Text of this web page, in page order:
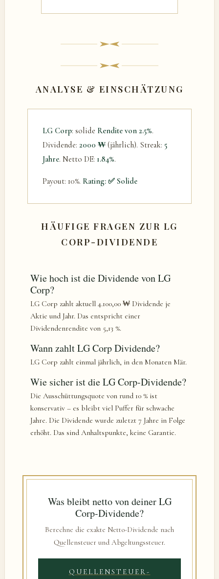
ANALYSE & EINSCHÄTZUNG
LG Corp: solide Rendite von 2.5%.
Dividende: 2000 ₩(jährlich). Streak: 5
Jahre. Netto DE: 1.84%.
Payout: 10%. Rating: ✅ Solide
HÄUFIGE FRAGEN ZUR LG
CORP-DIVIDENDE
Wie hoch ist die Dividende von LG
Corp?
LG Corp zahlt aktuell 4.100,00 ₩ Dividende je
Aktie und Jahr. Das entspricht einer
Dividendenrendite von 5,13 %.
Wann zahlt LG Corp Dividende?
LG Corp zahlt einmal jährlich, in den Monaten Mär.
Wie sicher ist die LG Corp-Dividende?
Die Ausschüttungsquote von rund 10 % ist
konservativ – es bleibt viel Puffer für schwache
Jahre. Die Dividende wurde zuletzt 7 Jahre in Folge
erhöht. Das sind Anhaltspunkte, keine Garantie.
Was bleibt netto von deiner LG
Corp-Dividende?
Berechne die exakte Netto-Dividende nach
Quellensteuer und Abgeltungssteuer.
QUELLENSTEUER-